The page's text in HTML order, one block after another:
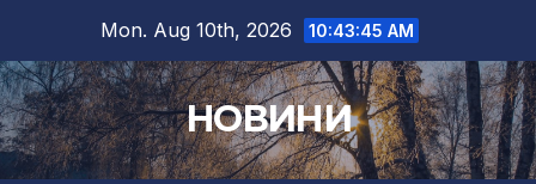
content
Mon. Aug 10th, 2026 10:43:46 AM
НОВИНИ